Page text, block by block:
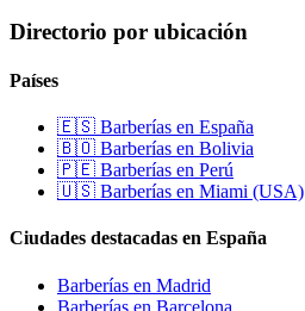
Directorio por ubicación
Países
🇪🇸 Barberías en España
🇧🇴 Barberías en Bolivia
🇵🇪 Barberías en Perú
🇺🇸 Barberías en Miami (USA)
Ciudades destacadas en España
Barberías en Madrid
Barberías en Barcelona